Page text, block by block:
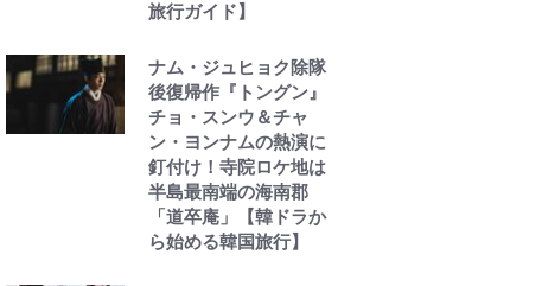
旅行ガイド】
ナム・ジュヒョク除隊
後復帰作『トングン』
チョ・スンウ＆チャ
ン・ヨンナムの熱演に
釘付け！寺院ロケ地は
半島最南端の海南郡
「道卒庵」【韓ドラか
ら始める韓国旅行】